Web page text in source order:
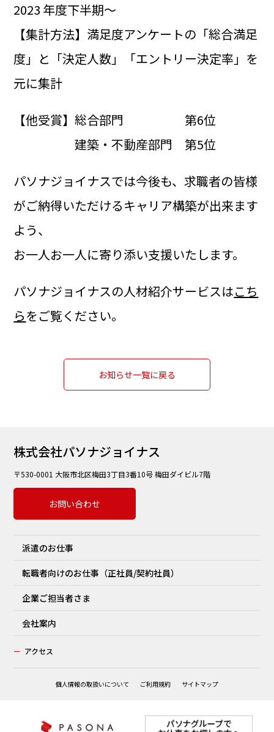
2023 年度下半期～
【集計方法】満足度アンケートの「総合満足
度」と「決定人数」「エントリー決定率」を
元に集計
【他受賞】総合部門 第6位
建築・不動産部門 第5位
パソナジョイナスでは今後も、求職者の皆様
がご納得いただけるキャリア構築が出来ます
よう、
お一人お一人に寄り添い支援いたします。
パソナジョイナスの人材紹介サービスはこち
らをご覧ください。
お知らせ一覧に戻る
株式会社パソナジョイナス
〒530-0001 大阪市北区梅田3丁目3番10号 梅田ダイビル7階
お問い合わせ
派遣のお仕事
転職者向けのお仕事（正社員/契約社員）
企業ご担当者さま
会社案内
ー アクセス
個人情報の取扱いについて ご利用規約 サイトマップ